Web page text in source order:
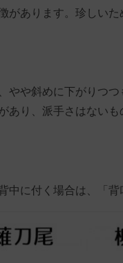
があります。珍しい
やや斜めに下がりつ
あり、派手さはないも
中に付く場合は、「背